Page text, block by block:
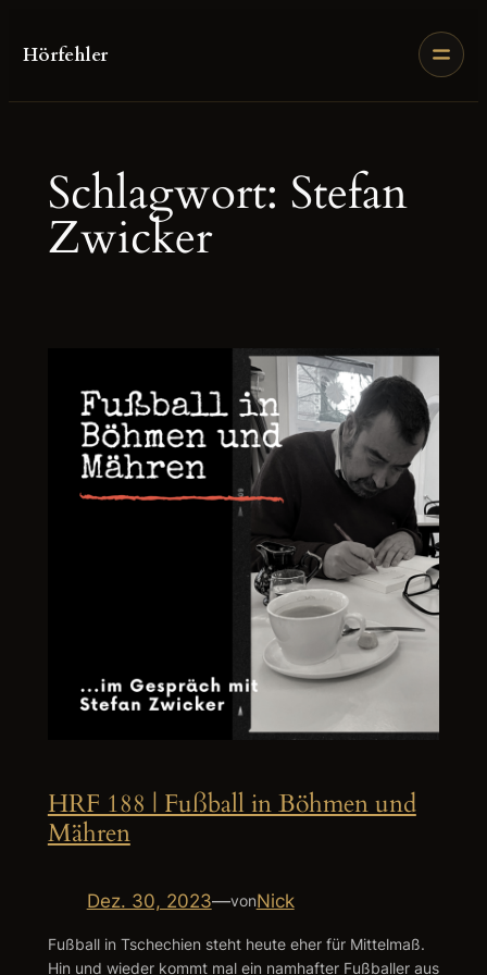
Inhalt
Hörfehler
Schlagwort: Stefan
Zwicker
HRF 188 | Fußball in Böhmen und
Mähren
Dez. 30, 2023—vonNick
Fußball in Tschechien steht heute eher für Mittelmaß.
Hin und wieder kommt mal ein namhafter Fußballer aus